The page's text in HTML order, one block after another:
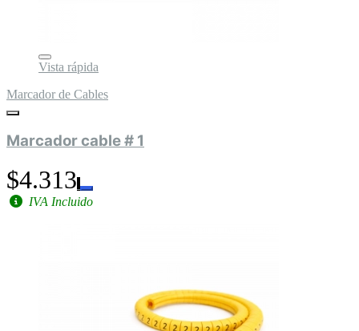
Vista rápida
Marcador de Cables
Marcador cable # 1
$4.313
IVA Incluido